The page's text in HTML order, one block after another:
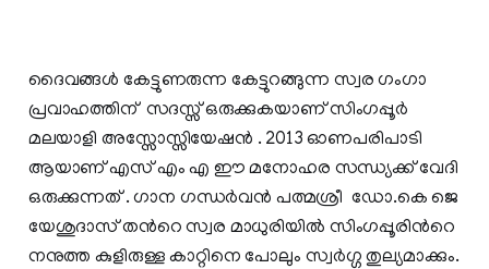
ദൈവങ്ങള്‍ കേട്ടുണരുന്ന കേട്ടുറങ്ങുന്ന സ്വര ഗംഗാ
പ്രവാഹത്തിന് സദസ്സ് ഒരുക്കുകയാണ് സിംഗപ്പൂര്‍
മലയാളി അസ്സോസ്സിയേഷന്‍ . 2013 ഓണപരിപാടി
ആയാണ് എസ് എം എ ഈ മനോഹര സന്ധ്യക്ക്‌ വേദി
ഒരുക്കുന്നത് . ഗാന ഗന്ധര്‍വന്‍ പത്മശ്രീ ഡോ.കെ ജെ
യേശുദാസ് തന്‍റെ സ്വര മാധുരിയില്‍ സിംഗപ്പൂരിന്‍റെ
നനുത്ത കുളിരുള്ള കാറ്റിനെ പോലും സ്വര്‍ഗ്ഗ തുല്യമാക്കും.